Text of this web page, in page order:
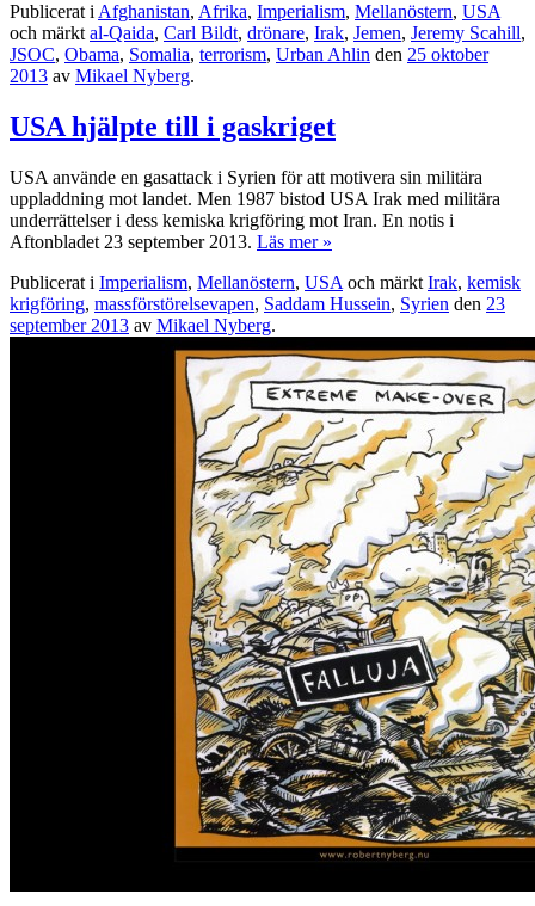
Publicerat iAfghanistan, Afrika, Imperialism, Mellanöstern, USA
och märktal-Qaida, Carl Bildt, drönare, Irak, Jemen, Jeremy Scahill,
JSOC, Obama, Somalia, terrorism, Urban Ahlin den 25 oktober
2013 av Mikael Nyberg.
USA hjälpte till i gaskriget
USA använde en gasattack i Syrien för att motivera sin militära
uppladdning mot landet. Men 1987 bistod USA Irak med militära
underrättelser i dess kemiska krigföring mot Iran. En notis i
Aftonbladet 23 september 2013. Läs mer »
Publicerat i Imperialism, Mellanöstern, USA och märkt Irak, kemisk
krigföring, massförstörelsevapen, Saddam Hussein, Syrien den 23
september 2013 av Mikael Nyberg.